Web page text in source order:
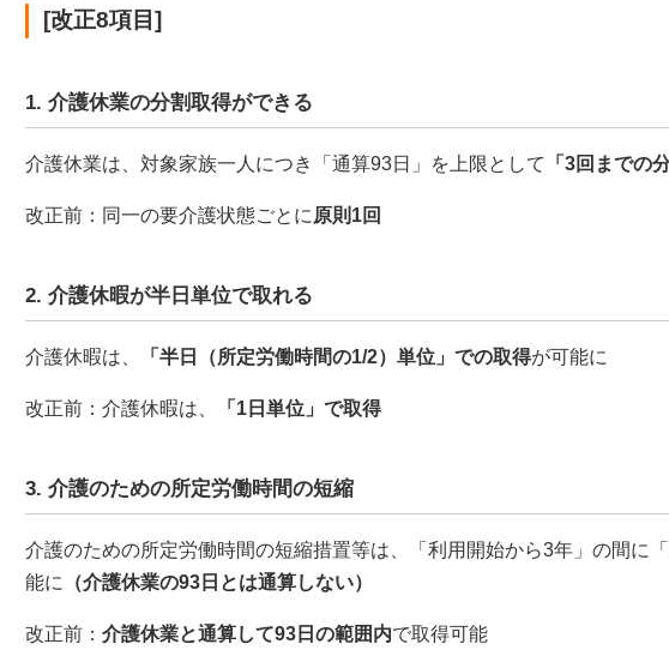
[改正8項目]
1. 介護休業の分割取得ができる
介護休業は、対象家族一人につき「通算93日」を上限として 「3回までの
改正前：同一の要介護状態ごとに 原則1回
2. 介護休暇が半日単位で取れる
介護休暇は、 「半日（所定労働時間の1/2）単位」での取得が可能に
改正前：介護休暇は、 「1日単位」で取得
3. 介護のための所定労働時間の短縮
介護のための所定労働時間の短縮措置等は、「利用開始から3年」の間に
能に
（介護休業の93日とは通算しない）
改正前： 介護休業と通算して93日の範囲内で取得可能